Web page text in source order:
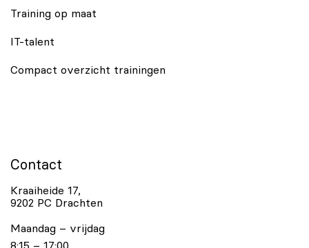
Training op maat
IT-talent
Compact overzicht trainingen
Contact
Kraaiheide 17,
9202 PC Drachten
Maandag – vrijdag